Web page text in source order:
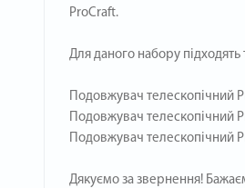
ProCraft.
Для даного набору підходять
Подовжувач телескопічний
Подовжувач телескопічний
Подовжувач телескопічний
Дякуємо за звернення!